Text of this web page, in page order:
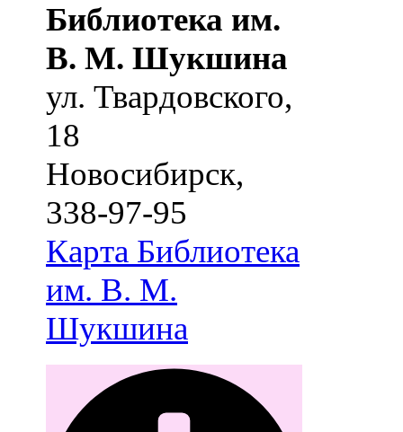
Библиотека им.
В. М. Шукшина
ул. Твардовского,
18
Новосибирск,
338-97-95
Карта Библиотека
им. В. М.
Шукшина